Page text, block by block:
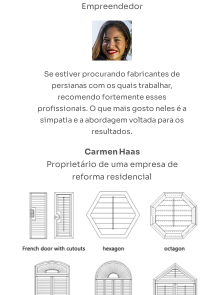
Empreendedor
Se estiver procurando fabricantes de
persianas com os quais trabalhar,
recomendo fortemente esses
profissionais. O que mais gosto neles é a
simpatia e a abordagem voltada para os
resultados.
Carmen Haas
Proprietário de uma empresa de
reforma residencial